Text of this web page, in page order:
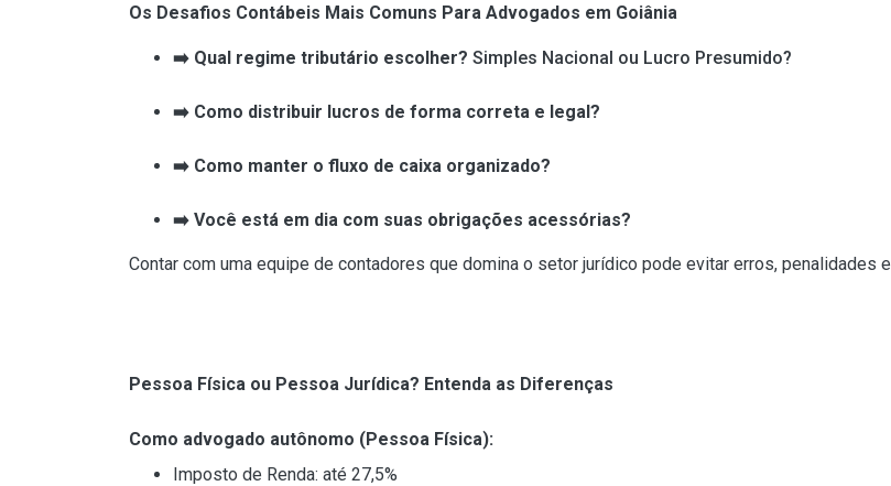
Os Desafios Contábeis Mais Comuns Para Advogados em Goiânia
➡️ Qual regime tributário escolher? Simples Nacional ou Lucro Presumido?
➡️ Como distribuir lucros de forma correta e legal?
➡️ Como manter o fluxo de caixa organizado?
➡️ Você está em dia com suas obrigações acessórias?
Contar com uma equipe de contadores que domina o setor jurídico pode evitar erros, penalidades e
Pessoa Física ou Pessoa Jurídica? Entenda as Diferenças
Como advogado autônomo (Pessoa Física):
Imposto de Renda: até 27,5%